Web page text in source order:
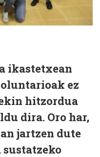
ikastetxean
ez
hitzordua
dira. Oro har,
jartzen dute